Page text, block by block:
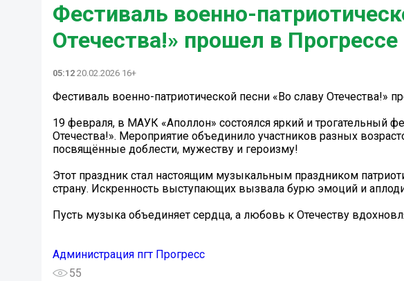
Фестиваль военно-
Отечества!» прошел в Прогрессе
05:12 20.02.2026 16+
Фестиваль военно-патриотической песни «Во славу Отечества!»
19 февраля, в МАУК «Аполлон» состоялся яркий и трогательный
Отечества!». Мероприятие объединило участников разных
посвящённые доблести, мужеству и героизму!
Этот праздник стал настоящим музыкальным праздником
страну. Искренность выступающих вызвала бурю эмоций и
Пусть музыка объединяет сердца, а любовь к Отечеству
Администрация пгт Прогресс
55